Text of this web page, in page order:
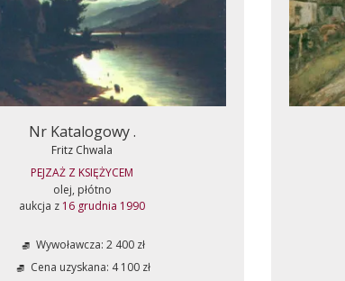
Nr Katalogowy .
Fritz Chwala
PEJZAŻ Z KSIĘŻYCEM
olej, płótno
aukcja z 16 grudnia 1990
Wywoławcza: 2 400 zł
Cena uzyskana: 4 100 zł